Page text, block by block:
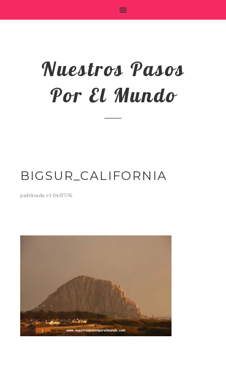
Nuestros Pasos
Por El Mundo
BIGSUR_CALIFORNIA
publicada el 04/07/16